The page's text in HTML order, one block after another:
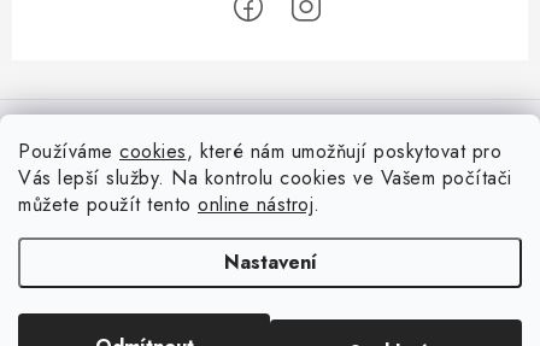
Používáme cookies, které nám umožňují poskytovat pro
Vás lepší služby. Na kontrolu cookies ve Vašem počítači
můžete použít tento online nástroj.
Nastavení
á
Doprava
Oblíbené ♥️
Nepřehlédněte
Blog s nápady a návody
Slovník pojmů, české návody
. Všechna práva vyhrazena.Upravit nastavení